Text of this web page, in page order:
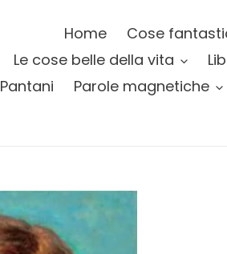
Home Cose
Le cose belle della vita
Pantani
Parole magnetiche